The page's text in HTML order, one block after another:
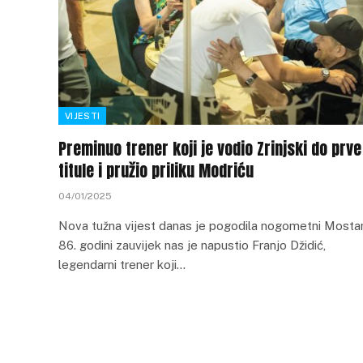
VIJESTI
Preminuo trener koji je vodio Zrinjski do prve
titule i pružio priliku Modriću
04/01/2025
Nova tužna vijest danas je pogodila nogometni
86. godini zauvijek nas je napustio Franjo Džidić,
legendarni trener koji…